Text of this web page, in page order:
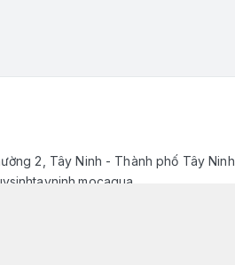
2, Tây Ninh - Thành phố Tây Ninh